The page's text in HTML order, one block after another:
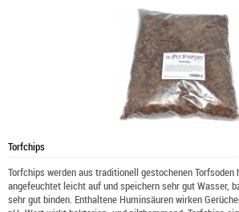
Torfchips
Torfchips werden aus traditionell gestochenen
angefeuchtet leicht auf und speichern sehr gut Wasser,
sehr gut binden. Enthaltene Huminsäuren wirken